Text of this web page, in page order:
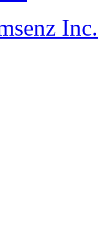
Inc.